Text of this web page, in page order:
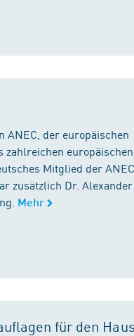
ANEC, der europäischen
Mitglied der
zusätzlich Dr. Alexander
Mehr
für den